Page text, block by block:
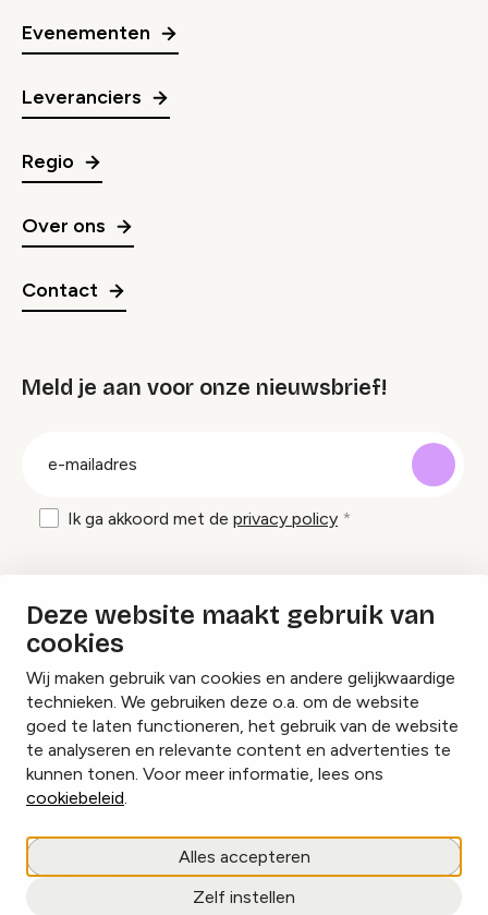
Deze website maakt gebruik van
cookies
Wij maken gebruik van cookies en andere gelijkwaardige
technieken. We gebruiken deze o.a. om de website
goed te laten functioneren, het gebruik van de website
te analyseren en relevante content en advertenties te
kunnen tonen. Voor meer informatie, lees ons
cookiebeleid.
Alles accepteren
Zelf instellen
Evenementen
Leveranciers
Regio
Over ons
Contact
Meld je aan voor onze nieuwsbrief!
Ik ga akkoord met de privacy policy
Inspiratie en tips om evenementen te
organiseren?
Lees onze inspiratieblogs
Cookies beheren
Privacy policy
copyright © 2026 Evenementorganiseren.nl